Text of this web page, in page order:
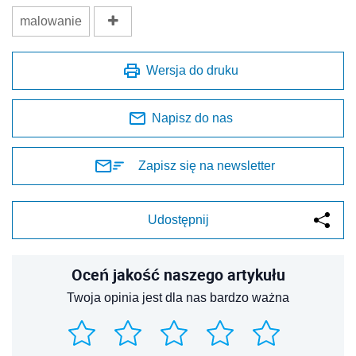
malowanie
Wersja do druku
Napisz do nas
Zapisz się na newsletter
Udostępnij
Oceń jakość naszego artykułu
Twoja opinia jest dla nas bardzo ważna